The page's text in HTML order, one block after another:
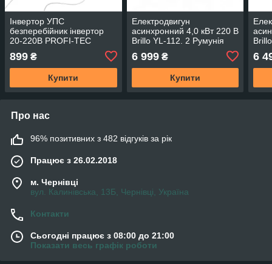
Інвертор УПС
безперебійник інвертор
20-220В PROFI-TEC
899 ₴
Купити
Електродвигун
асинхронний 4,0 кВт 220 В
Brillo YL-112. 2 Румунія
6 999₴
Купити
6
Про нас
96% позитивних з 482 відгуків за рік
Працює з 26.02.2018
м. Чернівці
вул. Калинівська, 13Б, Чернівці, Україна
Контакти
Сьогодні працює з 08:00 до 21:00
Показати весь графік роботи